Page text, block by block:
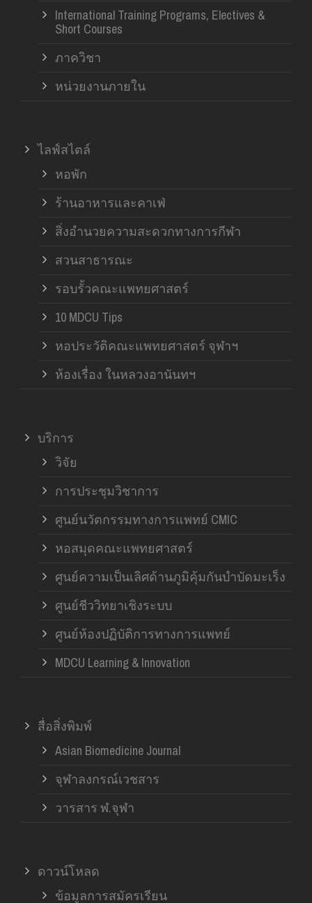
International Training Programs, Electives &
Short Courses
ภาควิชา
หน่วยงานภายใน
ไลฟ์สไตล์
หอพัก
ร้านอาหารและคาเฟ่
สิ่งอำนวยความสะดวกทางการกีฬา
สวนสาธารณะ
รอบรั้วคณะแพทยศาสตร์
10 MDCU Tips
หอประวัติคณะแพทยศาสตร์ จุฬาฯ
ห้องเรื่อง ในหลวงอานันทฯ
บริการ
วิจัย
การประชุมวิชาการ
ศูนย์นวัตกรรมทางการแพทย์ CMIC
หอสมุดคณะแพทยศาสตร์
ศูนย์ความเป็นเลิศด้านภูมิคุ้มกันบำบัดมะเร็ง
ศูนย์ชีววิทยาเชิงระบบ
ศูนย์ห้องปฏิบัติการทางการแพทย์
MDCU Learning & Innovation
สื่อสิ่งพิมพ์
Asian Biomedicine Journal
จุฬาลงกรณ์เวชสาร
วารสาร ฬ.จุฬา
ดาวน์โหลด
ข้อมูลการสมัครเรียน